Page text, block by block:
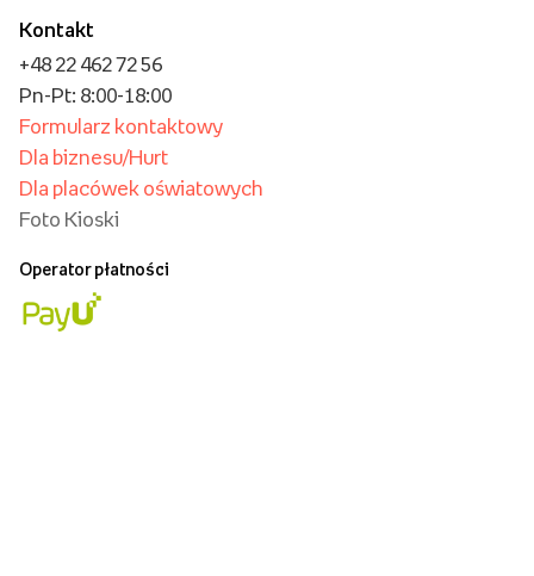
Kontakt
+48 22 462 72 56
Pn-Pt: 8:00-18:00
Formularz kontaktowy
Dla biznesu/Hurt
Dla placówek oświatowych
Foto Kioski
Operator płatności